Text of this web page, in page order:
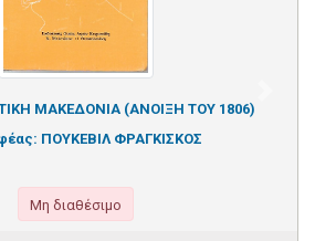
ΜΑΚΕΔΟΝΙΑ (ΑΝΟΙΞΗ ΤΟΥ 1806)
ΠΟΥΚΕΒΙΛ ΦΡΑΓΚΙΣΚΟΣ
Μη διαθέσιμο